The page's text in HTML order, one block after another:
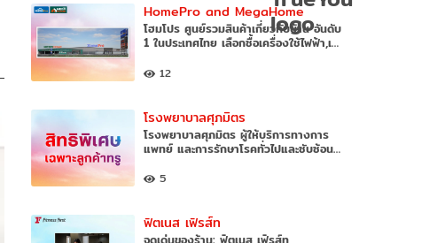
HomePro and MegaHome
โฮมโปร ศูนย์รวมสินค้าเกี่ยวกับบ้าน อันดับ
1 ในประเทศไทย เลือกซื้อเครื่องใช้ไฟฟ้า,เ…
12
โรงพยาบาลศุภมิตร
โรงพยาบาลศุภมิตร ผู้ให้บริการทางการ
แพทย์ และการรักษาโรคทั่วไปและซับซ้อน…
5
ฟิตเนส เฟิรส์ท